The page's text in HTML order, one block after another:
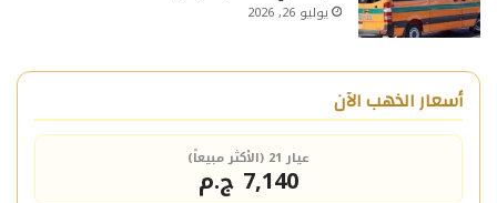
يوليو 26, 2026
أسعار الذهب الآن
عيار 21 (الأكثر مبيعاً)
7,140 ج.م